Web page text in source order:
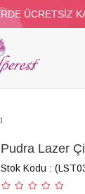
ÜCRETSİZ
TÜY
Pudra Lazer
Stok Kodu